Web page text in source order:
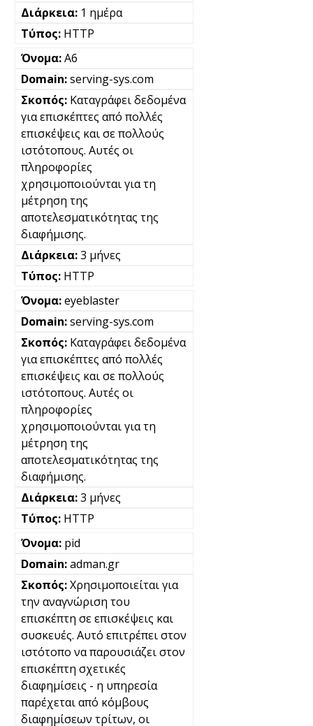
1 ημέρα
HTTP
A6
serving-sys.com
Καταγράφει δεδομένα
για επισκέπτες από πολλές
επισκέψεις και σε πολλούς
ιστότοπους. Αυτές οι
πληροφορίες
χρησιμοποιούνται για τη
μέτρηση της
αποτελεσματικότητας της
διαφήμισης.
3 μήνες
HTTP
eyeblaster
serving-sys.com
Καταγράφει δεδομένα
για επισκέπτες από πολλές
επισκέψεις και σε πολλούς
ιστότοπους. Αυτές οι
πληροφορίες
χρησιμοποιούνται για τη
μέτρηση της
αποτελεσματικότητας της
διαφήμισης.
3 μήνες
HTTP
pid
adman.gr
Χρησιμοποιείται για
την αναγνώριση του
επισκέπτη σε επισκέψεις και
συσκευές. Αυτό επιτρέπει στον
ιστότοπο να παρουσιάζει στον
επισκέπτη σχετικές
διαφημίσεις - η υπηρεσία
παρέχεται από κόμβους
διαφημίσεων τρίτων, οι